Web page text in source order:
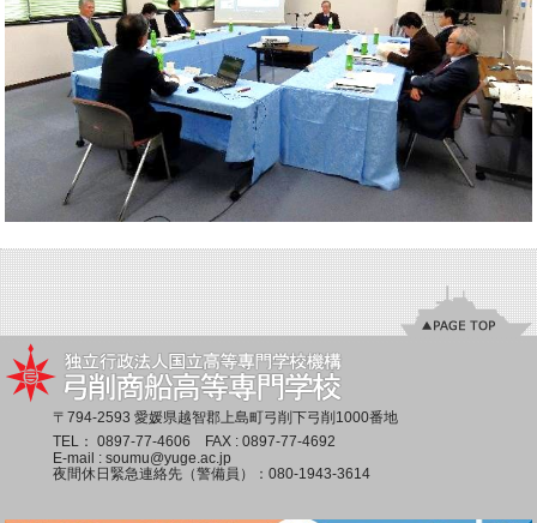
〒794-2593 愛媛県越智郡上島町弓削下弓削1000番地
TEL： 0897-77-4606 FAX : 0897-77-4692
E-mail : soumu@yuge.ac.jp
夜間休日緊急連絡先（警備員）： 080-1943-3614